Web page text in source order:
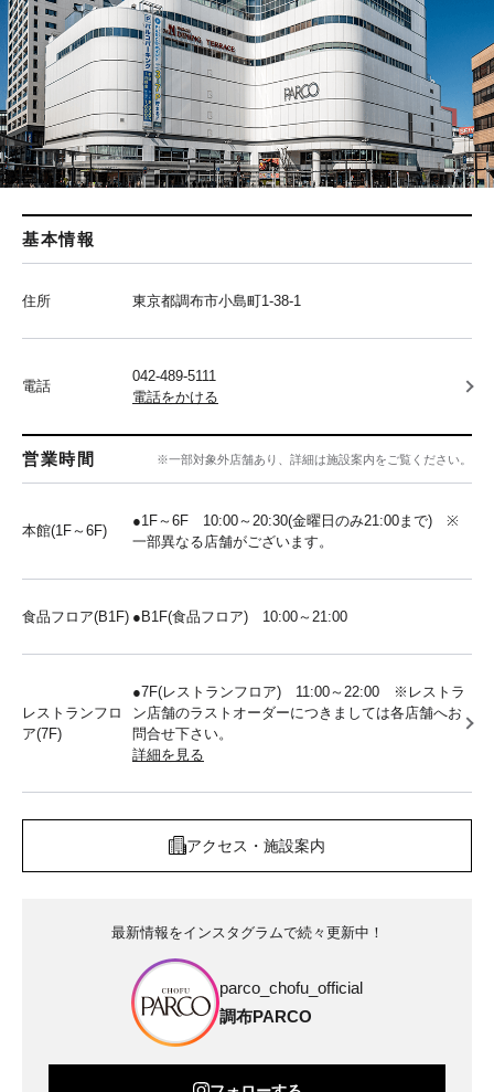
基本情報
住所 東京都調布市小島町1-38-1
電話
042-489-5111
電話をかける
営業時間 ※一部対象外店舗あり、詳細は施設案内をご覧ください。
本館(1F～6F)
●1F～6F 10:00～20:30(金曜日のみ21:00まで) ※
一部異なる店舗がございます。
食品フロア(B1F) ●B1F(食品フロア) 10:00～21:00
レストランフロ
ア(7F)
●7F(レストランフロア) 11:00～22:00 ※レストラ
ン店舗のラストオーダーにつきましては各店舗へお
問合せ下さい。
詳細を見る
アクセス・施設案内
最新情報をインスタグラムで続々更新中！
parco_chofu_official
調布PARCO